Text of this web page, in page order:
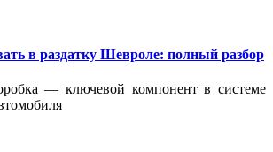
в раздатку Шевроле: полный разбор
— ключевой компонент в системе